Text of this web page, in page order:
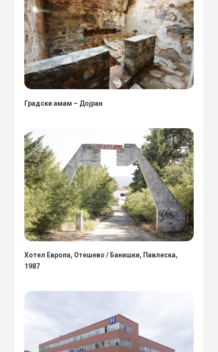
Градски амам – Дојран
Хотел Европа, Отешево / Банишки, Павлеска,
1987